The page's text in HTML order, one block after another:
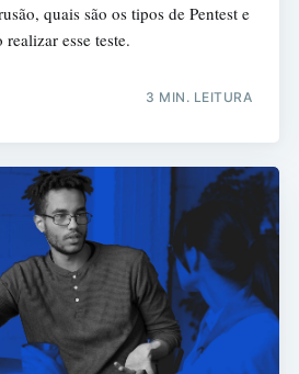
quais são os tipos de Pentest e
esse teste.
3 MIN. LEITURA